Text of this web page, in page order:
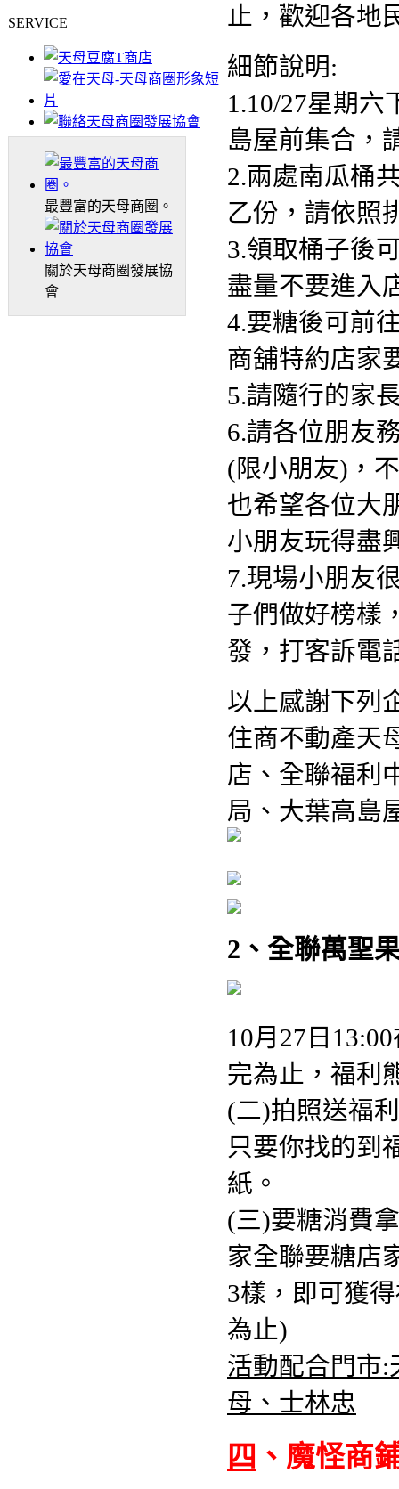
SERVICE
最豐富的天母商圈。
關於天母商圈發展協
會
止，歡迎各地
細節說明:
1.10/27星期六
島屋前集合，
2.兩處南瓜桶
乙份，請依照
3.領取桶子後
盡量不要進入
4.要糖後可前
商舖特約店家
5.請隨行的家
6.請各位朋友
(限小朋友)，
也希望各位大
小朋友玩得盡
7.現場小朋友
子們做好榜樣
發，打客訴電
以上感謝下列
住商不動產天
店、全聯福利
局、大葉高島
2、全聯萬聖
10月27日
完為止，福利
(二)拍照送福
只要你找的到
紙。
(三)要糖消費
家全聯要糖店
3樣，即可獲
為止)
活動配合門市:
母、士林忠
四 、魔怪商